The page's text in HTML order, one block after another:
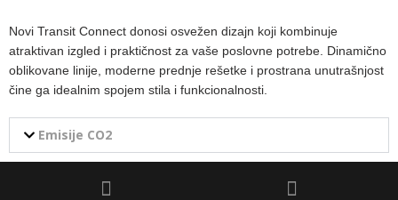
Novi Transit Connect donosi osvežen dizajn koji kombinuje
atraktivan izgled i praktičnost za vaše poslovne potrebe. Dinamično
oblikovane linije, moderne prednje rešetke i prostrana unutrašnjost
čine ga idealnim spojem stila i funkcionalnosti.
Emisije CO2